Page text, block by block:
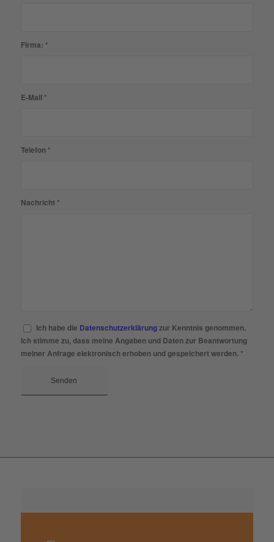
Firma: *
E-Mail*
Telefon*
Nachricht*
Ich habe die Datenschutzerklärungzur Kenntnis genommen.
Ich stimme zu, dass meine Angaben und Daten zur Beantwortung
meiner Anfrage elektronisch erhoben und gespeichert werden.*